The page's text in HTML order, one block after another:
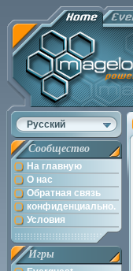
Русский
Сообщество
На главную
О нас
Обратная связь
конфиденциально.
Условия
Игры